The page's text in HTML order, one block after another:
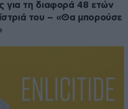
για τη διαφορά 48 ετών
του – «Θα μπορούσε